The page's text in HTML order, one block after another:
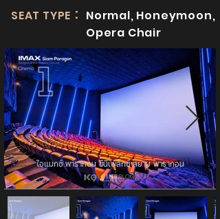
SEAT TYPE : Normal, Honeymoon,
Opera Chair
ไอแมกซ์ พารากอน ซีนีเพล็กซ์ สยาม พารากอน